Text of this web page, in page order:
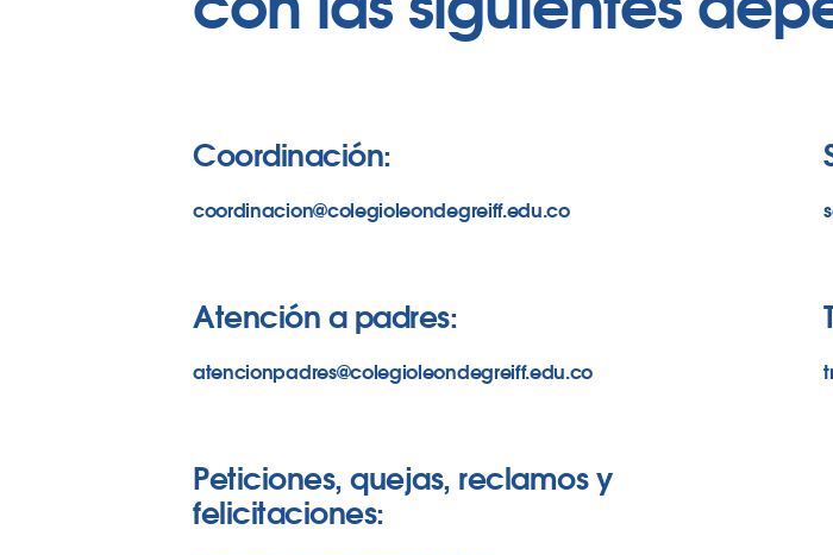
Coordinación:
coordinacion@colegioleondegreiff.edu.co
Atención a padres:
atencionpadres@colegioleondegreiff.edu.co
Peticiones, quejas, reclamos y
felicitaciones: